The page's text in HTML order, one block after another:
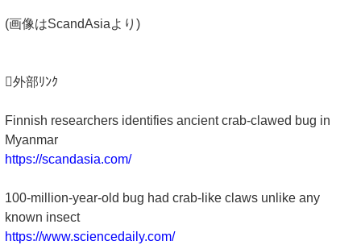
(画像はScandAsiaより)
外部ﾘﾝｸ
Finnish researchers identifies ancient crab-clawed bug in
Myanmar
https://scandasia.com/
100-million-year-old bug had crab-like claws unlike any
known insect
https://www.sciencedaily.com/